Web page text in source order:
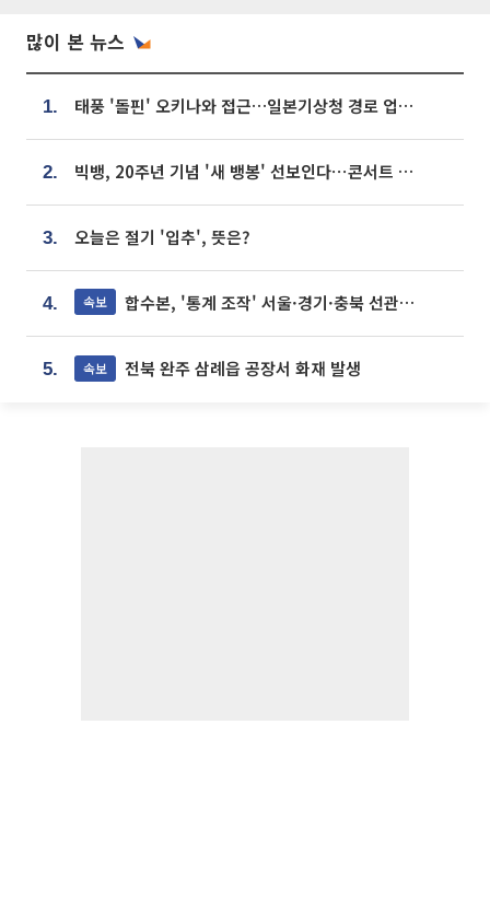
많이 본 뉴스
1. 태풍 '돌핀' 오키나와 접근…일본기상청 경로 업데이트
2. 빅뱅, 20주년 기념 '새 뱅봉' 선보인다⋯콘서트 앞두고 팝업 개최
3. 오늘은 절기 '입추', 뜻은?
4. 속보 합수본, '통계 조작' 서울·경기·충북 선관위 등 추가 압수수색
5. 속보 전북 완주 삼례읍 공장서 화재 발생